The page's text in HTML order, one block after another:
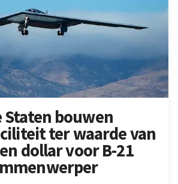
Staten bouwen
ter waarde van
dollar voor B-21